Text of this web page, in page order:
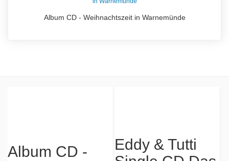
Album CD - Weihnachtszeit in Warnemünde
Album CD -
Eddy & Tutti